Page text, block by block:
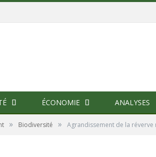
ÉCONOMIE ANALYSES
» Biodiversité » Agrandissement de la